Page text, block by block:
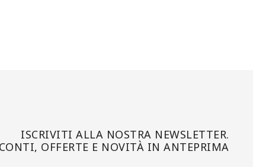
ISCRIVITI ALLA NOSTRA NEWSLETTER.
OFFERTE E NOVITÀ IN ANTEPRIMA